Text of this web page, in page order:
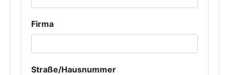
Firma
Straße/Hausnummer